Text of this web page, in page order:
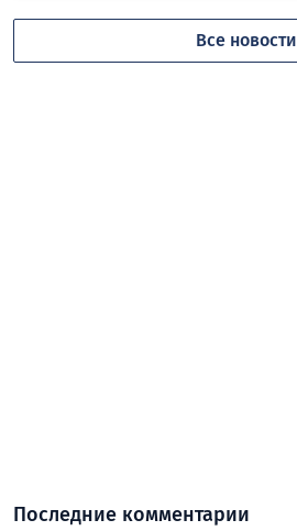
Все новости
Последние комментарии